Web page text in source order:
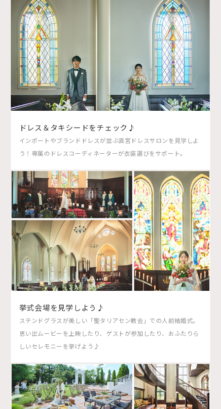
ドレス＆タキシードをチェック♪
インポートやブランドドレスが並ぶ直営ドレスサロンを見学しよ
う！専属のドレスコーディネーターが衣装選びをサポート。
挙式会場を見学しよう♪
ステンドグラスが美しい「聖タリアセン教会」での人前結婚式。
思い出ムービーを上映したり、ゲストが参加したり、おふたりら
しいセレモニーを挙げよう♪